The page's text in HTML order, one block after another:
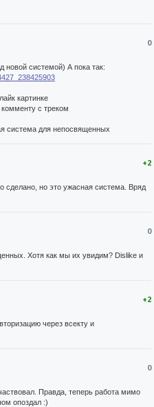
0
системой) А пока так:
картинке
с треком
система для непосвященных
+2
сделано, но это ужасная система. Вряд
0
Хотя как мы их увидим? Dislike и
+2
через всекту и
0
Правда, теперь работа мимо
опоздал :)